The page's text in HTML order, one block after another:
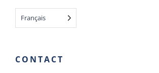
Français
CONTACT